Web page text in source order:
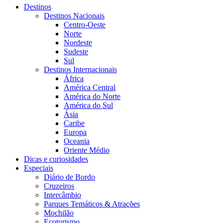
Destinos
Destinos Nacionais
Centro-Oeste
Norte
Nordeste
Sudeste
Sul
Destinos Internacionais
África
América Central
América do Norte
América do Sul
Ásia
Caribe
Europa
Oceania
Oriente Médio
Dicas e curiosidades
Especiais
Diário de Bordo
Cruzeiros
Intercâmbio
Parques Temáticos & Atrações
Mochilão